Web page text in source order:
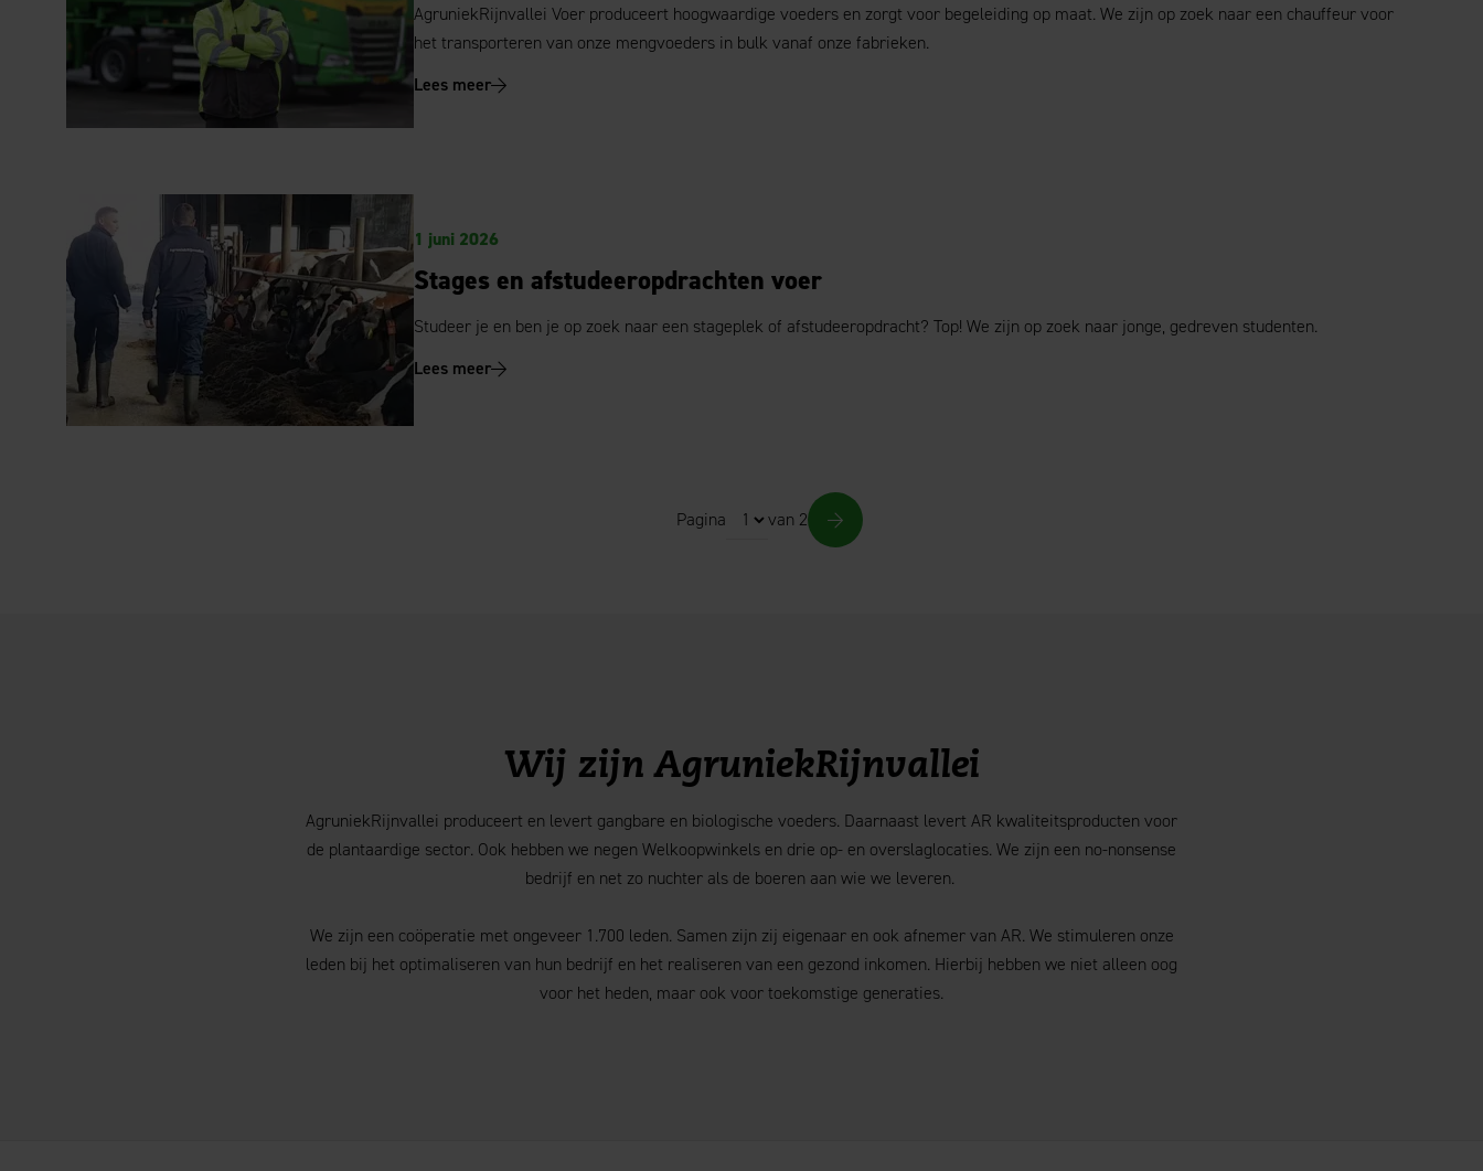
AgruniekRijnvallei Voer produceert hoogwaardige voeders en zorgt voor begeleiding op maat. We zijn op zoek naar een chauffeur voor
het transporteren van onze mengvoeders in bulk vanaf onze fabrieken.
Lees meer
1 juni 2026
Stages en afstudeeropdrachten voer
Studeer je en ben je op zoek naar een stageplek of afstudeeropdracht? Top! We zijn op zoek naar jonge, gedreven studenten.
Lees meer
Pagina van 2
Wij zijn AgruniekRijnvallei
AgruniekRijnvallei produceert en levert gangbare en biologische voeders. Daarnaast levert AR kwaliteitsproducten voor
de plantaardige sector. Ook hebben we negen Welkoopwinkels en drie op- en overslaglocaties. We zijn een no-nonsense
bedrijf en net zo nuchter als de boeren aan wie we leveren.
We zijn een coöperatie met ongeveer 1.700 leden. Samen zijn zij eigenaar en ook afnemer van AR. We stimuleren onze
leden bij het optimaliseren van hun bedrijf en het realiseren van een gezond inkomen. Hierbij hebben we niet alleen oog
voor het heden, maar ook voor toekomstige generaties.